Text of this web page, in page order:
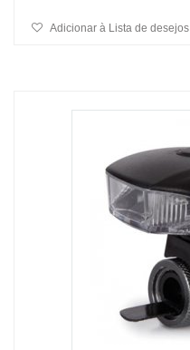
Adicionar à Lista de desejos